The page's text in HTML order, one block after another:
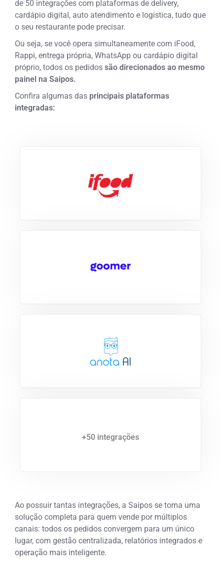
de 50 integrações com plataformas de delivery,
cardápio digital, auto atendimento e logística, tudo que
o seu restaurante pode precisar.
Ou seja, se você opera simultaneamente com iFood,
Rappi, entrega própria, WhatsApp ou cardápio digital
próprio, todos os pedidos são direcionados ao mesmo
painel na Saipos.
Confira algumas das principais plataformas
integradas:
+50 integrações
Ao possuir tantas integrações, a Saipos se torna uma
solução completa para quem vende por múltiplos
canais: todos os pedidos convergem para um único
lugar, com gestão centralizada, relatórios integrados e
operação mais inteligente.